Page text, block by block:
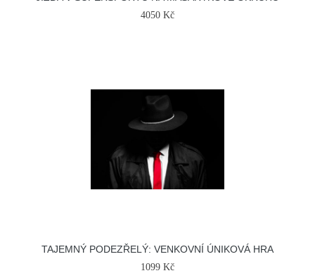
4050 Kč
TAJEMNÝ PODEZŘELÝ: VENKOVNÍ ÚNIKOVÁ HRA
1099 Kč